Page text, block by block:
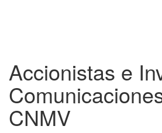
Accionistas e
CNMV